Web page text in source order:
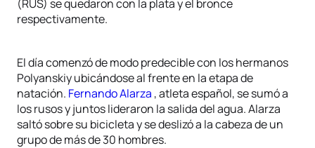
(RUS) se quedaron con la plata y el bronce
respectivamente.
El día comenzó de modo predecible con los hermanos
Polyanskiy ubicándose al frente en la etapa de
natación. Fernando Alarza , atleta español, se sumó a
los rusos y juntos lideraron la salida del agua. Alarza
saltó sobre su bicicleta y se deslizó a la cabeza de un
grupo de más de 30 hombres.